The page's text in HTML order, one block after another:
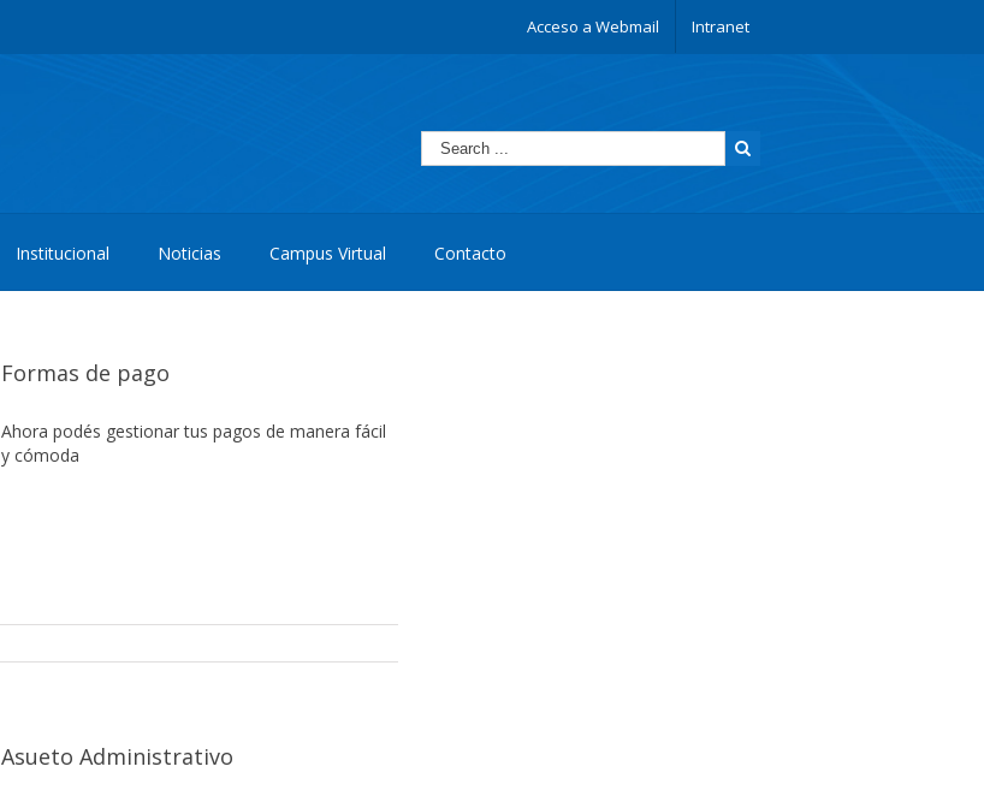
Acceso a Webmail Intranet
Institucional Noticias Campus Virtual Contacto
Formas de pago
Ahora podés gestionar tus pagos de manera fácil
y cómoda
Asueto Administrativo